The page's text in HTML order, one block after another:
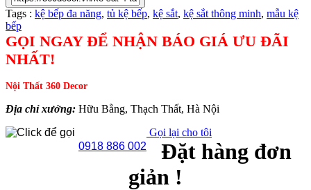
Tags : kệ bếp đa năng, tủ kệ bếp, kệ sắt, kệ sắt thông minh, mẫu kệ
bếp
GỌI NGAY ĐỂ NHẬN BÁO GIÁ ƯU ĐÃI
NHẤT!
Nội Thất 360 Decor
Địa chỉ xưởng: Hữu Bằng, Thạch Thất, Hà Nội
0918 886 002
Gọi lại cho tôi
Đặt hàng đơn
giản !